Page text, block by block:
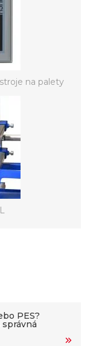
na palety
PES?